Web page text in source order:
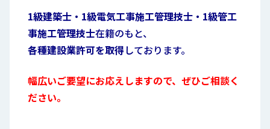
1級建築士・1級電気工事施工管理技士・1級管工
事施工管理技士在籍のもと、
各種建設業許可を取得しております。
幅広いご要望にお応えしますので、ぜひご相談く
ださい。